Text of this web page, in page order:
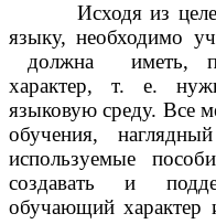
Исходя из целей
языку, необходимо
должна иметь,
характер, т. е.
языковую среду. Все
обучения,
используемые
создавать и
обучающий характер